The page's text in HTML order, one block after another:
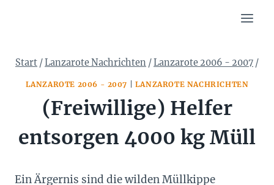
Start /Lanzarote Nachrichten /Lanzarote 2006 - 2007 /
LANZAROTE 2006 - 2007 LANZAROTE NACHRICHTEN
(Freiwillige) Helfer
entsorgen 4000 kg Müll
Ein Ärgernis sind die wilden Müllkippe